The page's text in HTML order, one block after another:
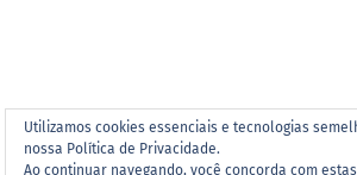
Utilizamos cookies essenciais e tecnologias
nossa Política de Privacidade.
Ao continuar navegando, você concorda com